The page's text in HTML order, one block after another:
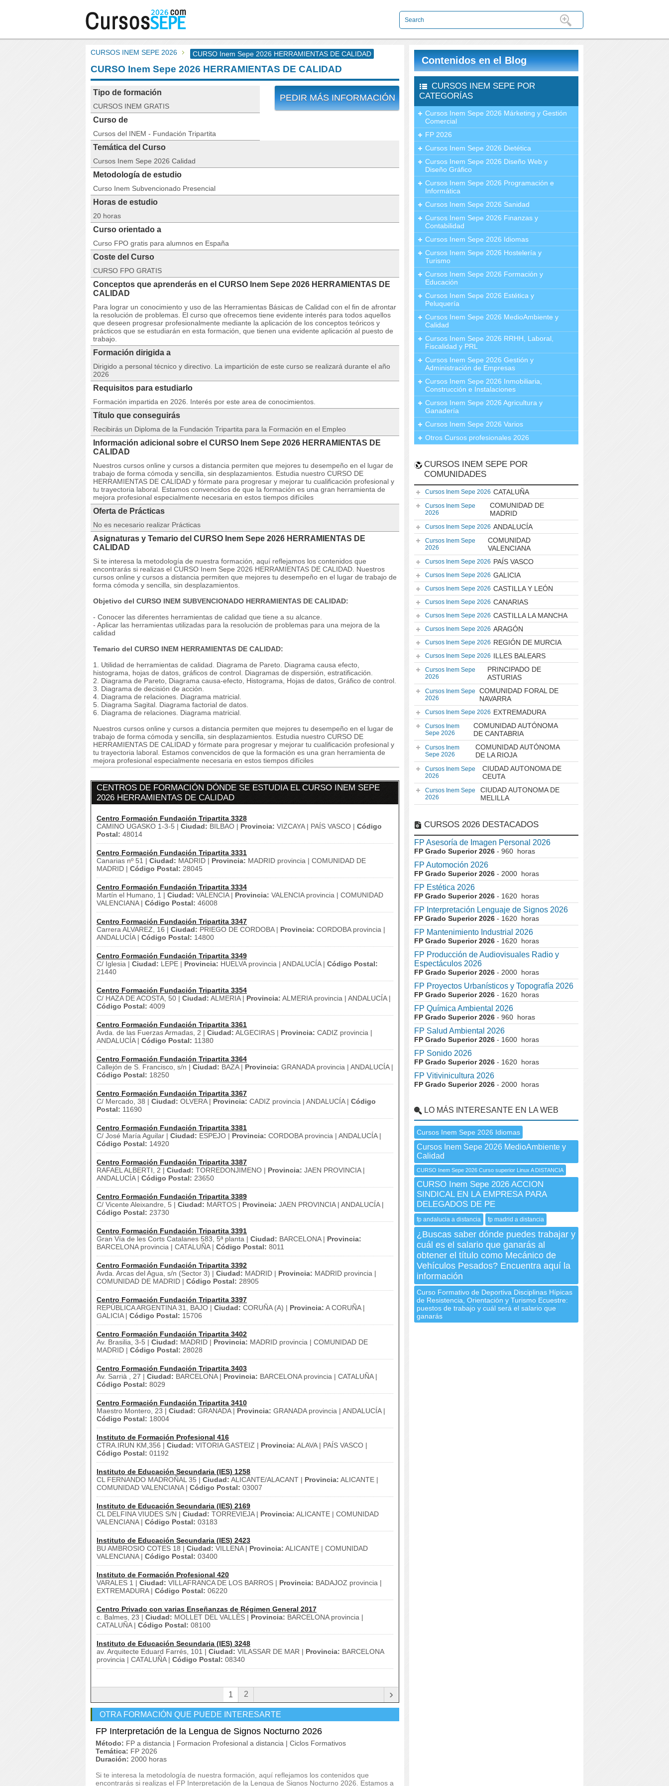
CURSOS INEM SEPE 2026 CURSO Inem Sepe 2026 HERRAMIENTAS DE CALIDAD
CURSO Inem Sepe 2026 HERRAMIENTAS DE CALIDAD
PEDIR MÁS INFORMACIÓN
Tipo de formación
CURSOS INEM GRATIS
Curso de
Cursos del INEM - Fundación Tripartita
Temática del Curso
Cursos Inem Sepe 2026 Calidad
Metodología de estudio
Curso Inem Subvencionado Presencial
Horas de estudio
20 horas
Curso orientado a
Curso FPO gratis para alumnos en España
Coste del Curso
CURSO FPO GRATIS
Conceptos que aprenderás en el CURSO Inem Sepe 2026 HERRAMIENTAS DE
CALIDAD
Para lograr un conocimiento y uso de las Herramientas Básicas de Calidad con el fin de afrontar
la resolución de problemas. El curso que ofrecemos tiene evidente interés para todos aquellos
que deseen progresar profesionalmente mediante la aplicación de los conceptos teóricos y
prácticos que se estudiarán en esta formación, que tienen una evidente aplicación al puesto de
trabajo.
Formación dirigida a
Dirigido a personal técnico y directivo. La impartición de este curso se realizará durante el año
2026
Requisitos para estudiarlo
Formación impartida en 2026. Interés por este area de conocimientos.
Título que conseguirás
Recibirás un Diploma de la Fundación Tripartita para la Formación en el Empleo
Información adicional sobre el CURSO Inem Sepe 2026 HERRAMIENTAS DE
CALIDAD
Nuestros cursos online y cursos a distancia permiten que mejores tu desempeño en el lugar de
trabajo de forma cómoda y sencilla, sin desplazamientos. Estudia nuestro CURSO DE
HERRAMIENTAS DE CALIDAD y fórmate para progresar y mejorar tu cualificación profesional y
tu trayectoria laboral. Estamos convencidos de que la formación es una gran herramienta de
mejora profesional especialmente necesaria en estos tiempos difíciles
Oferta de Prácticas
No es necesario realizar Prácticas
Asignaturas y Temario del CURSO Inem Sepe 2026 HERRAMIENTAS DE
CALIDAD
Si te interesa la metodología de nuestra formación, aquí reflejamos los contenidos que
encontrarás si realizas el CURSO Inem Sepe 2026 HERRAMIENTAS DE CALIDAD. Nuestros
cursos online y cursos a distancia permiten que mejores tu desempeño en el lugar de trabajo de
forma cómoda y sencilla, sin desplazamientos.
Objetivo del CURSO INEM SUBVENCIONADO HERRAMIENTAS DE CALIDAD:
- Conocer las diferentes herramientas de calidad que tiene a su alcance.
- Aplicar las herramientas utilizadas para la resolución de problemas para una mejora de la
calidad
Temario del CURSO INEM HERRAMIENTAS DE CALIDAD:
1. Utilidad de herramientas de calidad. Diagrama de Pareto. Diagrama causa efecto,
histograma, hojas de datos, gráficos de control. Diagramas de dispersión, estratificación.
2. Diagrama de Pareto, Diagrama causa-efecto, Histograma, Hojas de datos, Gráfico de control.
3. Diagrama de decisión de acción.
4. Diagrama de relaciones. Diagrama matricial.
5. Diagrama Sagital. Diagrama factorial de datos.
6. Diagrama de relaciones. Diagrama matricial.
Nuestros cursos online y cursos a distancia permiten que mejores tu desempeño en el lugar de
trabajo de forma cómoda y sencilla, sin desplazamientos. Estudia nuestro CURSO DE
HERRAMIENTAS DE CALIDAD y fórmate para progresar y mejorar tu cualificación profesional y
tu trayectoria laboral. Estamos convencidos de que la formación es una gran herramienta de
mejora profesional especialmente necesaria en estos tiempos difíciles
CENTROS DE FORMACIÓN DÓNDE SE ESTUDIA EL CURSO INEM SEPE
2026 HERRAMIENTAS DE CALIDAD
Centro Formación Fundación Tripartita 3328
CAMINO UGASKO 1-3-5 | Ciudad: BILBAO | Provincia: VIZCAYA | PAÍS VASCO | Código
Postal: 48014
Centro Formación Fundación Tripartita 3331
Canarias nº 51 | Ciudad: MADRID | Provincia: MADRID provincia | COMUNIDAD DE
MADRID | Código Postal: 28045
Centro Formación Fundación Tripartita 3334
Martín el Humano, 1 | Ciudad: VALENCIA | Provincia: VALENCIA provincia | COMUNIDAD
VALENCIANA | Código Postal: 46008
Centro Formación Fundación Tripartita 3347
Carrera ALVAREZ, 16 | Ciudad: PRIEGO DE CORDOBA | Provincia: CORDOBA provincia |
ANDALUCÍA | Código Postal: 14800
Centro Formación Fundación Tripartita 3349
C/ Iglesia | Ciudad: LEPE | Provincia: HUELVA provincia | ANDALUCÍA | Código Postal:
21440
Centro Formación Fundación Tripartita 3354
C/ HAZA DE ACOSTA, 50 | Ciudad: ALMERIA | Provincia: ALMERIA provincia | ANDALUCÍA |
Código Postal: 4009
Centro Formación Fundación Tripartita 3361
Avda. de las Fuerzas Armadas, 2 | Ciudad: ALGECIRAS | Provincia: CADIZ provincia |
ANDALUCÍA | Código Postal: 11380
Centro Formación Fundación Tripartita 3364
Callejón de S. Francisco, s/n | Ciudad: BAZA | Provincia: GRANADA provincia | ANDALUCÍA |
Código Postal: 18250
Centro Formación Fundación Tripartita 3367
C/ Mercado, 38 | Ciudad: OLVERA | Provincia: CADIZ provincia | ANDALUCÍA | Código
Postal: 11690
Centro Formación Fundación Tripartita 3381
C/ José María Aguilar | Ciudad: ESPEJO | Provincia: CORDOBA provincia | ANDALUCÍA |
Código Postal: 14920
Centro Formación Fundación Tripartita 3387
RAFAEL ALBERTI, 2 | Ciudad: TORREDONJIMENO | Provincia: JAEN PROVINCIA |
ANDALUCÍA | Código Postal: 23650
Centro Formación Fundación Tripartita 3389
C/ Vicente Aleixandre, 5 | Ciudad: MARTOS | Provincia: JAEN PROVINCIA | ANDALUCÍA |
Código Postal: 23730
Centro Formación Fundación Tripartita 3391
Gran Vía de les Corts Catalanes 583, 5ª planta | Ciudad: BARCELONA | Provincia:
BARCELONA provincia | CATALUÑA | Código Postal: 8011
Centro Formación Fundación Tripartita 3392
Avda. Arcas del Agua, s/n (Sector 3) | Ciudad: MADRID | Provincia: MADRID provincia |
COMUNIDAD DE MADRID | Código Postal: 28905
Centro Formación Fundación Tripartita 3397
REPÚBLICA ARGENTINA 31, BAJO | Ciudad: CORUÑA (A) | Provincia: A CORUÑA |
GALICIA | Código Postal: 15706
Centro Formación Fundación Tripartita 3402
Av. Brasilia, 3-5 | Ciudad: MADRID | Provincia: MADRID provincia | COMUNIDAD DE
MADRID | Código Postal: 28028
Centro Formación Fundación Tripartita 3403
Av. Sarrià , 27 | Ciudad: BARCELONA | Provincia: BARCELONA provincia | CATALUÑA |
Código Postal: 8029
Centro Formación Fundación Tripartita 3410
Maestro Montero, 23 | Ciudad: GRANADA | Provincia: GRANADA provincia | ANDALUCÍA |
Código Postal: 18004
Instituto de Formación Profesional 416
CTRA.IRUN KM,356 | Ciudad: VITORIA GASTEIZ | Provincia: ALAVA | PAÍS VASCO |
Código Postal: 01192
Instituto de Educación Secundaria (IES) 1258
CL FERNANDO MADROÑAL 35 | Ciudad: ALICANTE/ALACANT | Provincia: ALICANTE |
COMUNIDAD VALENCIANA | Código Postal: 03007
Instituto de Educación Secundaria (IES) 2169
CL DELFINA VIUDES S/N | Ciudad: TORREVIEJA | Provincia: ALICANTE | COMUNIDAD
VALENCIANA | Código Postal: 03183
Instituto de Educación Secundaria (IES) 2423
BU AMBROSIO COTES 18 | Ciudad: VILLENA | Provincia: ALICANTE | COMUNIDAD
VALENCIANA | Código Postal: 03400
Instituto de Formación Profesional 420
VARALES 1 | Ciudad: VILLAFRANCA DE LOS BARROS | Provincia: BADAJOZ provincia |
EXTREMADURA | Código Postal: 06220
Centro Privado con varias Enseñanzas de Régimen General 2017
c. Balmes, 23 | Ciudad: MOLLET DEL VALLÈS | Provincia: BARCELONA provincia |
CATALUÑA | Código Postal: 08100
Instituto de Educación Secundaria (IES) 3248
av. Arquitecte Eduard Farrés, 101 | Ciudad: VILASSAR DE MAR | Provincia: BARCELONA
provincia | CATALUÑA | Código Postal: 08340
1 2 ›
OTRA FORMACIÓN QUE PUEDE INTERESARTE
FP Interpretación de la Lengua de Signos Nocturno 2026
Método: FP a distancia | Formacion Profesional a distancia | Ciclos Formativos
Temática: FP 2026
Duración: 2000 horas
Si te interesa la metodología de nuestra formación, aquí reflejamos los contenidos que
encontrarás si realizas el FP Interpretación de la Lengua de Signos Nocturno 2026. Estamos a
Contenidos en el Blog
CURSOS INEM SEPE POR
CATEGORÍAS
Cursos Inem Sepe 2026 Márketing y Gestión
Comercial
FP 2026
Cursos Inem Sepe 2026 Dietética
Cursos Inem Sepe 2026 Diseño Web y
Diseño Gráfico
Cursos Inem Sepe 2026 Programación e
Informática
Cursos Inem Sepe 2026 Sanidad
Cursos Inem Sepe 2026 Finanzas y
Contabilidad
Cursos Inem Sepe 2026 Idiomas
Cursos Inem Sepe 2026 Hostelería y
Turismo
Cursos Inem Sepe 2026 Formación y
Educación
Cursos Inem Sepe 2026 Estética y
Peluquería
Cursos Inem Sepe 2026 MedioAmbiente y
Calidad
Cursos Inem Sepe 2026 RRHH, Laboral,
Fiscalidad y PRL
Cursos Inem Sepe 2026 Gestión y
Administración de Empresas
Cursos Inem Sepe 2026 Inmobiliaria,
Construcción e Instalaciones
Cursos Inem Sepe 2026 Agricultura y
Ganadería
Cursos Inem Sepe 2026 Varios
Otros Cursos profesionales 2026
CURSOS INEM SEPE POR
COMUNIDADES
Cursos Inem Sepe 2026 CATALUÑA
Cursos Inem Sepe
2026
COMUNIDAD DE
MADRID
Cursos Inem Sepe 2026 ANDALUCÍA
Cursos Inem Sepe
2026
COMUNIDAD
VALENCIANA
Cursos Inem Sepe 2026 PAÍS VASCO
Cursos Inem Sepe 2026 GALICIA
Cursos Inem Sepe 2026 CASTILLA Y LEÓN
Cursos Inem Sepe 2026 CANARIAS
Cursos Inem Sepe 2026 CASTILLA LA MANCHA
Cursos Inem Sepe 2026 ARAGÓN
Cursos Inem Sepe 2026 REGIÓN DE MURCIA
Cursos Inem Sepe 2026 ILLES BALEARS
Cursos Inem Sepe
2026
PRINCIPADO DE
ASTURIAS
Cursos Inem Sepe
2026
COMUNIDAD FORAL DE
NAVARRA
Cursos Inem Sepe 2026 EXTREMADURA
Cursos Inem
Sepe 2026
COMUNIDAD AUTÓNOMA
DE CANTABRIA
Cursos Inem
Sepe 2026
COMUNIDAD AUTÓNOMA
DE LA RIOJA
Cursos Inem Sepe
2026
CIUDAD AUTONOMA DE
CEUTA
Cursos Inem Sepe
2026
CIUDAD AUTONOMA DE
MELILLA
CURSOS 2026 DESTACADOS
FP Asesoría de Imagen Personal 2026
FP Grado Superior 2026 - 960 horas
FP Automoción 2026
FP Grado Superior 2026 - 2000 horas
FP Estética 2026
FP Grado Superior 2026 - 1620 horas
FP Interpretación Lenguaje de Signos 2026
FP Grado Superior 2026 - 1620 horas
FP Mantenimiento Industrial 2026
FP Grado Superior 2026 - 1620 horas
FP Producción de Audiovisuales Radio y
Espectáculos 2026
FP Grado Superior 2026 - 2000 horas
FP Proyectos Urbanísticos y Topografía 2026
FP Grado Superior 2026 - 1620 horas
FP Química Ambiental 2026
FP Grado Superior 2026 - 960 horas
FP Salud Ambiental 2026
FP Grado Superior 2026 - 1600 horas
FP Sonido 2026
FP Grado Superior 2026 - 1620 horas
FP Vitivinicultura 2026
FP Grado Superior 2026 - 2000 horas
LO MÁS INTERESANTE EN LA WEB
Cursos Inem Sepe 2026 Idiomas
Cursos Inem Sepe 2026 MedioAmbiente y
Calidad
CURSO Inem Sepe 2026 Curso superior Linux A DISTANCIA
CURSO Inem Sepe 2026 ACCION
SINDICAL EN LA EMPRESA PARA
DELEGADOS DE PE
fp andalucia a distancia fp madrid a distancia
¿Buscas saber dónde puedes trabajar y
cuál es el salario que ganarás al
obtener el título como Mecánico de
Vehículos Pesados? Encuentra aquí la
información
Curso Formativo de Deportiva Disciplinas Hípicas
de Resistencia, Orientación y Turismo Ecuestre:
puestos de trabajo y cuál será el salario que
ganarás